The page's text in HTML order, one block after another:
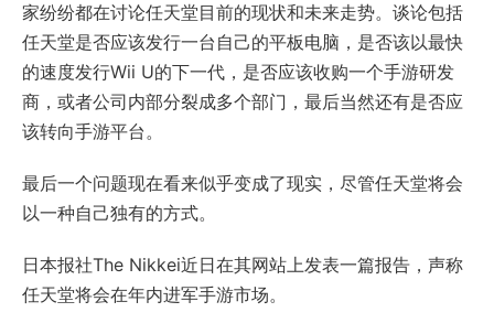
家纷纷都在讨论任天堂目前的现状和未来走势。谈论包括
任天堂是否应该发行一台自己的平板电脑，是否该以最快
的速度发行Wii U的下一代，是否应该收购一个手游研发
商，或者公司内部分裂成多个部门，最后当然还有是否应
该转向手游平台。
最后一个问题现在看来似乎变成了现实，尽管任天堂将会
以一种自己独有的方式。
日本报社The Nikkei近日在其网站上发表一篇报告，声称
任天堂将会在年内进军手游市场。